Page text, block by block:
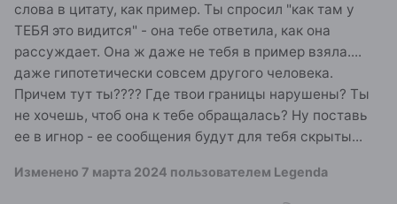
слова в цитату, как пример. Ты спросил "как там у
ТЕБЯ это видится" - она тебе ответила, как она
рассуждает. Она ж даже не тебя в пример взяла....
даже гипотетически совсем другого человека.
Причем тут ты???? Где твои границы нарушены? Ты
не хочешь, чтоб она к тебе обращалась? Ну поставь
ее в игнор - ее сообщения будут для тебя скрыты...
Изменено 7 марта 2024 пользователем Legenda